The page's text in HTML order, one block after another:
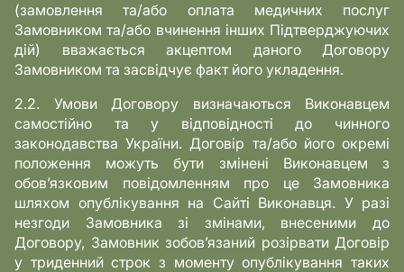
(замовлення та/або оплата медичних послуг
Замовником та/або вчинення інших Підтверджуючих
дій) вважається акцептом даного Договору
Замовником та засвідчує факт його укладення.
2.2. Умови Договору визначаються Виконавцем
самостійно та у відповідності до чинного
законодавства України. Договір та/або його окремі
положення можуть бути змінені Виконавцем з
обов’язковим повідомленням про це Замовника
шляхом опублікування на Сайті Виконавця. У разі
незгоди Замовника зі змінами, внесеними до
Договору, Замовник зобов’язаний розірвати Договір
у триденний строк з моменту опублікування таких